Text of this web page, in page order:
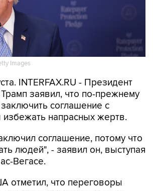
Images
INTERFAX.RU - Президент
соглашение с
напрасных жертв.
соглашение, потому что
Вегасе.
отметил, что переговоры